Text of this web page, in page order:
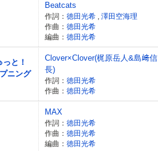
Beatcats
作詞： 徳田光希
澤田空海理
作曲： 徳田光希
編曲： 徳田光希
と！
ニング
Clover×Clover(梶原岳人&島﨑信
長)
作詞： 徳田光希
作曲： 徳田光希
MAX
作詞： 徳田光希
作曲： 徳田光希
編曲： 徳田光希